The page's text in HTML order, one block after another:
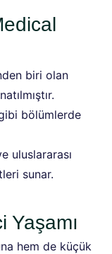
biri olan
bölümlerde
uluslararası
sunar.
Yaşamı
hem de küçük